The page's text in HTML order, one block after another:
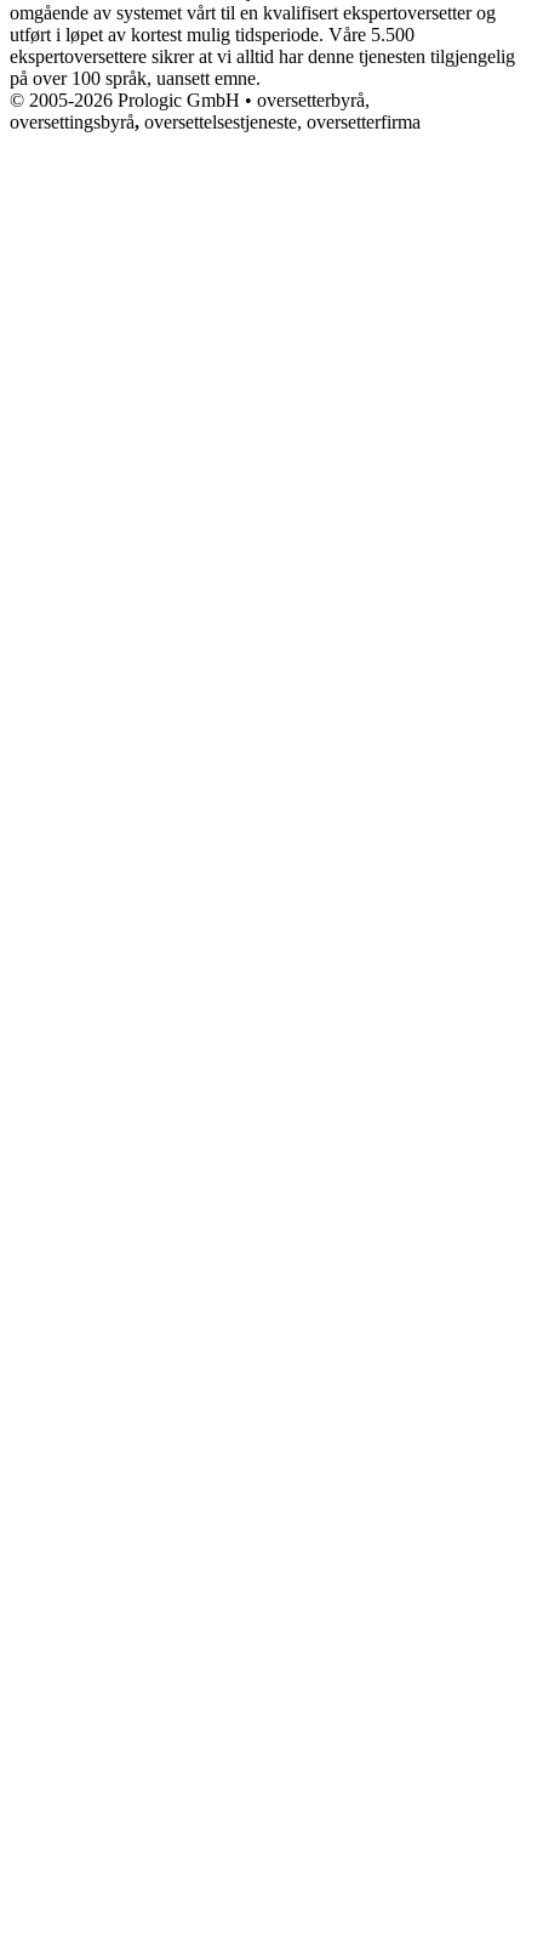
omgående av systemet vårt til en kvalifisert ekspertoversetter og
utført i løpet av kortest mulig tidsperiode. Våre 5.500
ekspertoversettere sikrer at vi alltid har denne tjenesten tilgjengelig
på over 100 språk, uansett emne.
© 2005-2026 Prologic GmbH • oversetterbyrå,
oversettingsbyrå, oversettelsestjeneste, oversetterfirma